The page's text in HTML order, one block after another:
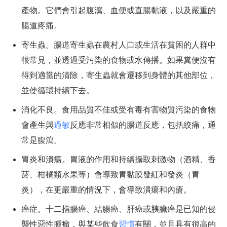
產物。它們會引起腹瀉、血便或直腸黏液，以及嚴重的
腸道疼痛。
寄生蟲。腸道寄生蟲在農村人口或生活在貧困的人群中
很常見，並透過受污染的食物或水傳播。如果糞便沒有
得到適當的清除，寄生蟲就會遷移到身體的其他部位，
並使循環持續下去。
消化不良。食用品質不佳或受有毒有害物質污染的食物
會產生與過敏反應非常相似的腸道反應，包括絞痛，通
常是腹瀉。
胃炎和潰瘍。胃液的作用和持續攝取刺激物（酒精、香
菸、柑橘類水果等）會導致胃黏膜發紅和發炎（胃
炎），在更嚴重的情況下，會導致潰瘍和內瘡。
癌症。十二指腸癌、結腸癌、肝癌或胰臟癌是已知的侵
襲性惡性腫瘤，與某些飲食習慣有關，並且具有很高的